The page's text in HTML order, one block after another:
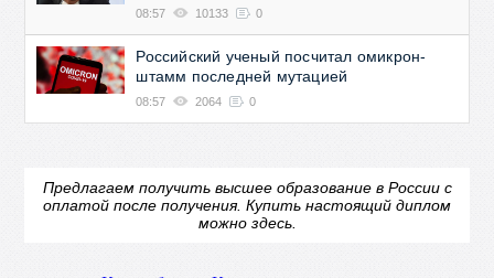
08:57 10133 0
Российский ученый посчитал омикрон-
штамм последней мутацией
08:57 2064 0
Предлагаем получить высшее образование в России с
оплатой после получения. Купить настоящий диплом
можно здесь.